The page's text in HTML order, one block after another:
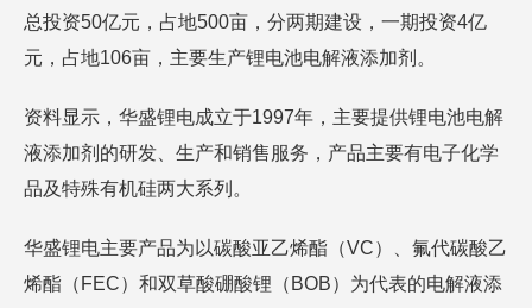
总投资50亿元，占地500亩，分两期建设，一期投资4亿
元，占地106亩，主要生产锂电池电解液添加剂。
资料显示，华盛锂电成立于1997年，主要提供锂电池电解
液添加剂的研发、生产和销售服务，产品主要有电子化学
品及特殊有机硅两大系列。
华盛锂电主要产品为以碳酸亚乙烯酯（VC）、氟代碳酸乙
烯酯（FEC）和双草酸硼酸锂（BOB）为代表的电解液添